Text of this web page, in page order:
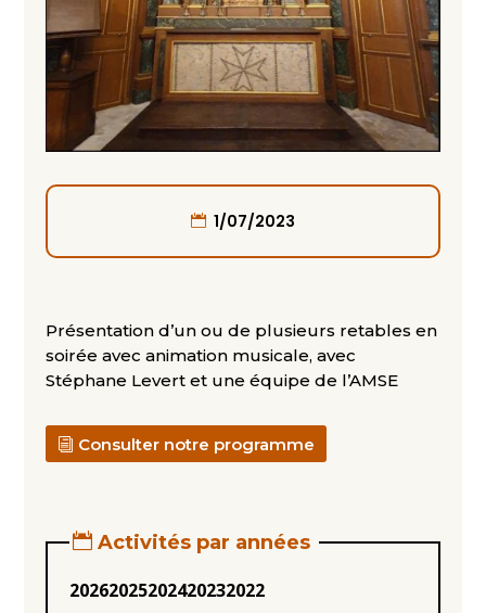
1/07/2023
Présentation d’un ou de plusieurs retables en
soirée avec animation musicale, avec
Stéphane Levert et une équipe de l’AMSE
Consulter notre programme
Activités par années
20262025202420232022